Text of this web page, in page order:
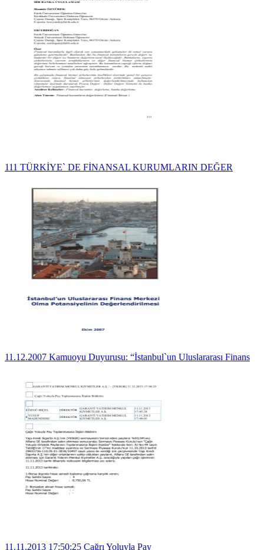
111 TÜRKİYE` DE FİNANSAL KURUMLARIN DEĞER
11.12.2007 Kamuoyu Duyurusu: “İstanbul`un Uluslararası Finans
11.11.2013 17:50:25 Çağrı Yoluyla Pay